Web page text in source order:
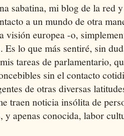
sabatina, mi blog de la red
a un mundo de otra
visión europea -o,
Es lo que más sentiré, sin
tareas de parlamentario,
sin el contacto
de otras diversas
traen noticia insólita de
y apenas conocida, labor